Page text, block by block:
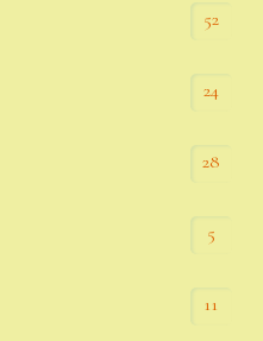
52
24
28
5
11